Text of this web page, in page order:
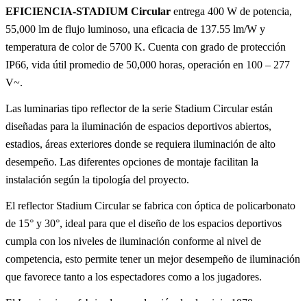
EFICIENCIA-STADIUM Circular entrega 400 W de potencia,
55,000 lm de flujo luminoso, una eficacia de 137.55 lm/W y
temperatura de color de 5700 K. Cuenta con grado de protección
IP66, vida útil promedio de 50,000 horas, operación en 100 – 277
V~.
Las luminarias tipo reflector de la serie Stadium Circular están
diseñadas para la iluminación de espacios deportivos abiertos,
estadios, áreas exteriores donde se requiera iluminación de alto
desempeño. Las diferentes opciones de montaje facilitan la
instalación según la tipología del proyecto.
El reflector Stadium Circular se fabrica con óptica de policarbonato
de 15° y 30°, ideal para que el diseño de los espacios deportivos
cumpla con los niveles de iluminación conforme al nivel de
competencia, esto permite tener un mejor desempeño de iluminación
que favorece tanto a los espectadores como a los jugadores.